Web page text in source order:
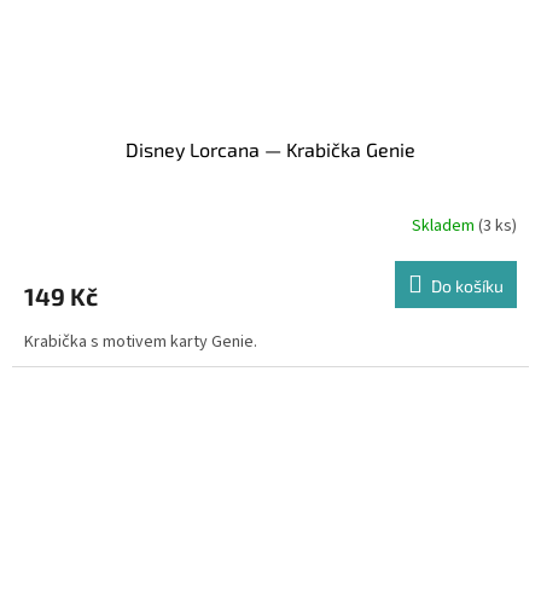
Disney Lorcana — Krabička Genie
Skladem (3 ks)
149 Kč Do košíku
Krabička s motivem karty Genie.